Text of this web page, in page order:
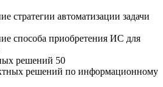
стратегии автоматизации задачи
способа приобретения ИС для
решений 50
решений по информационному